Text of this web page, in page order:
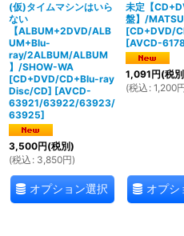
(仮)タイムマシンはいら
ない
【ALBUM+2DVD/ALB
UM+Blu-
ray/2ALBUM/ALBUM
】/SHOW-WA
[CD+DVD/CD+Blu-ray
Disc/CD] [AVCD-
63921/63922/63923/
63925]
3,500円(税別)
(税込 : 3,850円)
オプション選択
未定【
盤】/
[CD+DVD/
[AVCD-
1,091円(税
(税込 : 1,200
オプシ